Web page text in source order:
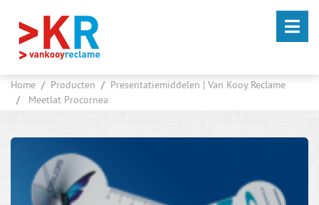
Home Producten
Presentatiemiddelen | Van Kooy Reclame
Meetlat Procornea